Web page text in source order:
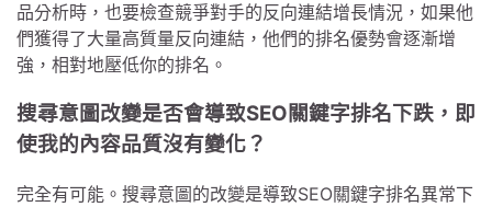
品分析時，也要檢查競爭對手的反向連結增長情況，如果他
們獲得了大量高質量反向連結，他們的排名優勢會逐漸增
強，相對地壓低你的排名。
搜尋意圖改變是否會導致SEO關鍵字排名下跌，即
使我的內容品質沒有變化？
完全有可能。搜尋意圖的改變是導致SEO關鍵字排名異常下